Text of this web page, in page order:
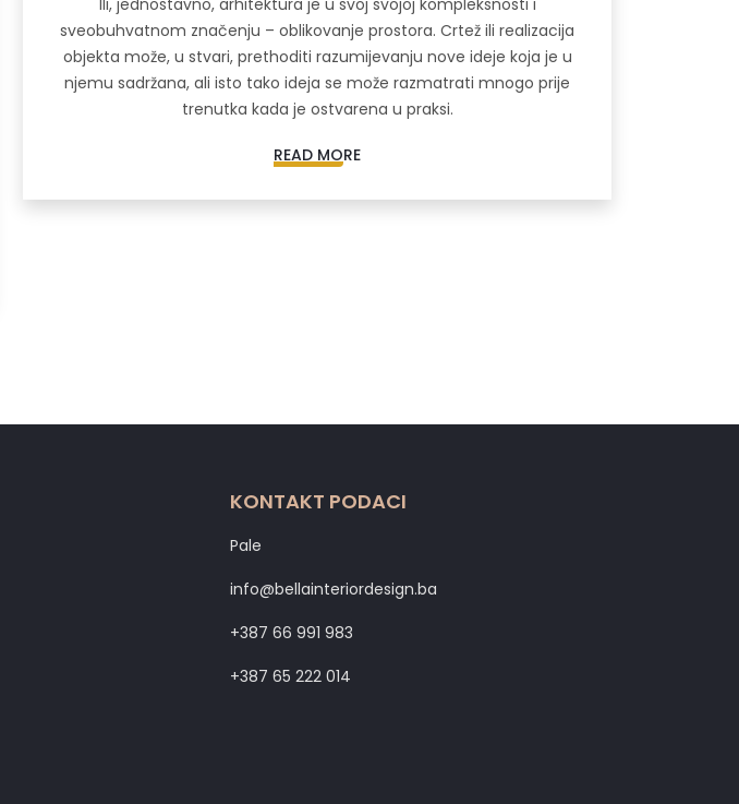
Ili, jednostavno, arhitektura je u svoj svojoj kompleksnosti i
sveobuhvatnom značenju – oblikovanje prostora. Crtež ili realizacija
objekta može, u stvari, prethoditi razumijevanju nove ideje koja je u
njemu sadržana, ali isto tako ideja se može razmatrati mnogo prije
trenutka kada je ostvarena u praksi.
READ MORE
KONTAKT PODACI
Pale
info@bellainteriordesign.ba
+387 66 991 983
+387 65 222 014